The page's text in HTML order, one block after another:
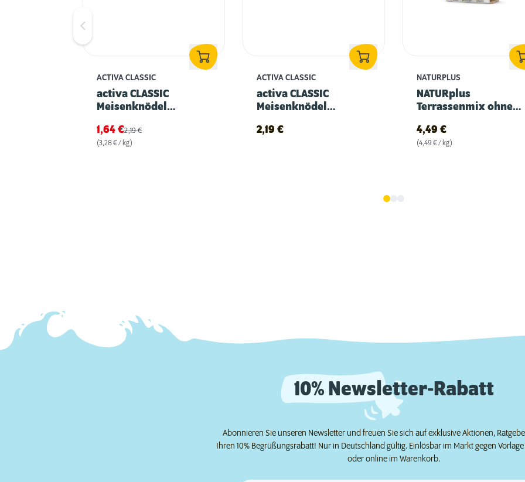
ACTIVA CLASSIC
activa CLASSIC
Meisenknödel
1,64€2,19€
(3,28 € / kg)
ACTIVA CLASSIC
activa CLASSIC
Meisenknödel
2,19€
NATURPLUS
NATURplus
Terrassenmix ohne
4,49 €
(4,49 € / kg)
10% Newsletter-Rabatt
Abonnieren Sie unseren Newsletter und freuen Sie sich auf exklusive Aktionen,
Ihren 10% Begrüßungsrabatt! Nur in Deutschland gültig. Einlösbar im Markt gegen
oder online im Warenkorb.